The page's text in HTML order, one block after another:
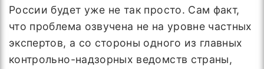
России будет уже не так просто. Сам факт,
что проблема озвучена не на уровне частных
экспертов, а со стороны одного из главных
контрольно-надзорных ведомств страны,